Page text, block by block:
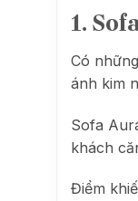
1.
Có
ánh kim
Sofa
khách
Điểm